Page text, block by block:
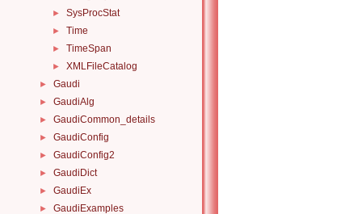
► SysProcStat
► Time
► TimeSpan
► XMLFileCatalog
► Gaudi
► GaudiAlg
► GaudiCommon_details
► GaudiConfig
► GaudiConfig2
► GaudiDict
► GaudiEx
► GaudiExamples